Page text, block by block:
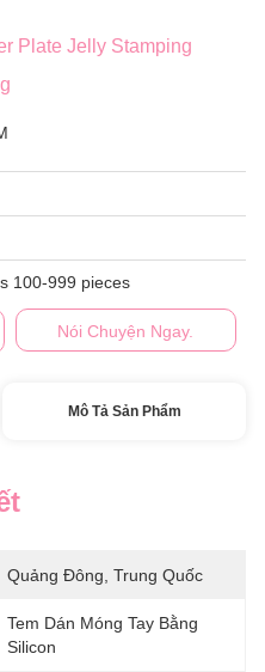
Plate Jelly Stamping
100-999 pieces
Nói Chuyện Ngay.
Mô Tả Sản Phẩm
Quảng Đông, Trung Quốc
Tem Dán Móng Tay Bằng
Silicon